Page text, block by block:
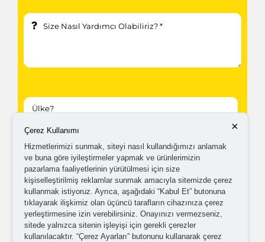
Kampanyalardan ve güncellemelerden haberdar
olabilmem için tarafıma ticari elektronik ileti
gönderilmesini kabul ediyorum.
Kişisel verilerimin işlenmesine yönelikaydınlatma ve
açık rıza metni'ni okudum,onaylıyorum.
×
Çerez Kullanımı
Hizmetlerimizi sunmak, siteyi nasıl kullandığımızı anlamak
ve buna göre iyileştirmeler yapmak ve ürünlerimizin
pazarlama faaliyetlerinin yürütülmesi için size
kişiselleştirilmiş reklamlar sunmak amacıyla sitemizde çerez
kullanmak istiyoruz. Ayrıca, aşağıdaki “Kabul Et” butonuna
tıklayarak ilişkimiz olan üçüncü tarafların cihazınıza çerez
yerleştirmesine izin verebilirsiniz. Onayınızı vermezseniz,
sitede yalnızca sitenin işleyişi için gerekli çerezler
kullanılacaktır. “Çerez Ayarları” butonunu kullanarak çerez